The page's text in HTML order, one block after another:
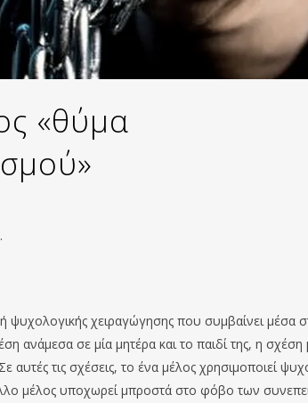
«θύμα
ψυχολογικής χειραγώγησης που συμβαίνει μέσα
ανάμεσα σε μία μητέρα και το παιδί της, η σχέση
τις σχέσεις, το ένα μέλος χρησιμοποιεί
μέλος υποχωρεί μπροστά στο φόβο των